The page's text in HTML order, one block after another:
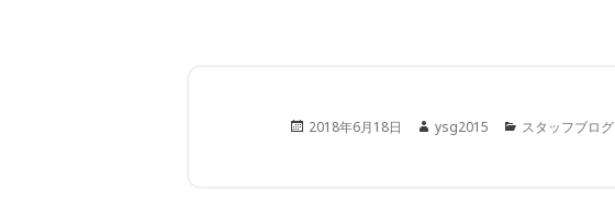
Posted
2018年6月18日 Author
ysg2015 Categories
スタッフブログ